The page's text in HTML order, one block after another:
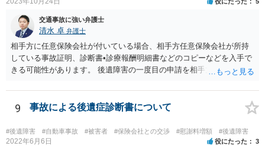
交通事故に強い弁護士
清水 卓 弁護士
相手方に任意保険会社が付いている場合、相手方任意保険会社が所持
している事故証明、診断書•診療報酬明細書などのコピーなどを入手で
きる可能性があります。 後遺障害の一度目の申請を相手方任意保険会
果と認定理由書も相手方任意保険会社から入手できる可能性がありま
す。 これらが難しくても、通院していた病院のカルテを取り付けるこ
と等で代替が可能な場合もあります。 事故からどの程度期間が経過し
ているがが定かではありませんが、昨年４月から既に１年半年程度経
過しており、時効なども意識しながら対応をしておきたいところで
9 事故による後遺症診断書について
#後遺障害 #自動車事故 #被害者 #保険会社との交渉 #慰謝料増額 #後遺障害
2022年6月6日 役にたった 3